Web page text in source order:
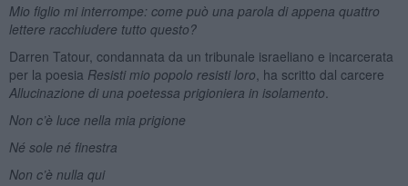
Mio figlio mi interrompe: come può una parola di appena quattro
lettere racchiudere tutto questo?
Darren Tatour, condannata da un tribunale israeliano e incarcerata
per la poesia Resisti mio popolo resisti loro , ha scritto dal carcere
Allucinazione di una poetessa prigioniera in isolamento
Non c’è luce nella mia prigione
Né sole né finestra
Non c’è nulla qui